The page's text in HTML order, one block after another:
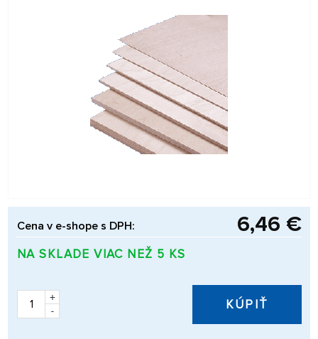
Cena v e-shope s DPH: 6,46 €
NA SKLADE VIAC NEŽ 5 KS
+
-
KÚPIŤ